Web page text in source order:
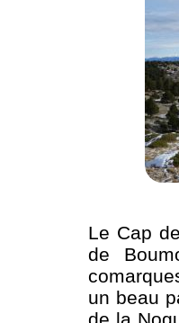
Le Cap
de
un beau